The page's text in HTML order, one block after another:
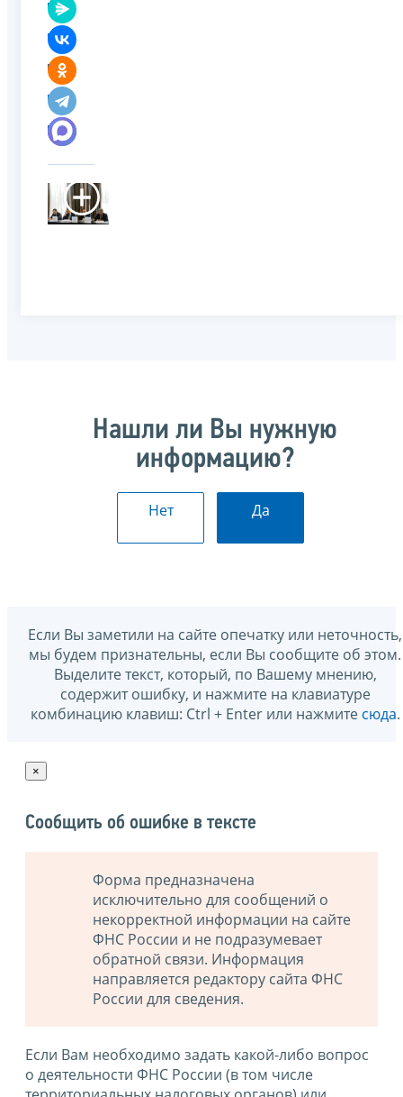
Нашли ли Вы нужную
информацию?
Нет Да
Если Вы заметили на сайте опечатку или неточность,
мы будем признательны, если Вы сообщите об этом.
Выделите текст, который, по Вашему мнению,
содержит ошибку, и нажмите на клавиатуре
комбинацию клавиш: Ctrl + Enter или нажмите сюда.
×
Сообщить об ошибке в тексте
Форма предназначена
исключительно для сообщений о
некорректной информации на сайте
ФНС России и не подразумевает
обратной связи. Информация
направляется редактору сайта ФНС
России для сведения.
Если Вам необходимо задать какой-либо вопрос
о деятельности ФНС России (в том числе